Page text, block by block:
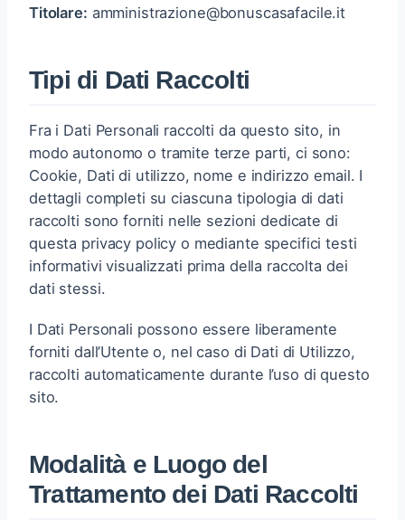
Titolare: amministrazione@bonuscasafacile.it
Tipi di Dati Raccolti
Fra i Dati Personali raccolti da questo sito, in
modo autonomo o tramite terze parti, ci sono:
Cookie, Dati di utilizzo, nome e indirizzo email. I
dettagli completi su ciascuna tipologia di dati
raccolti sono forniti nelle sezioni dedicate di
questa privacy policy o mediante specifici testi
informativi visualizzati prima della raccolta dei
dati stessi.
I Dati Personali possono essere liberamente
forniti dall’Utente o, nel caso di Dati di Utilizzo,
raccolti automaticamente durante l’uso di questo
sito.
Modalità e Luogo del
Trattamento dei Dati Raccolti